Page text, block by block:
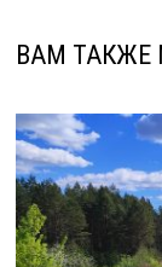
ВАМ ТАКЖЕ